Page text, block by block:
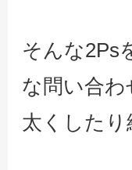
そんな2Ps
な問い合
太くした